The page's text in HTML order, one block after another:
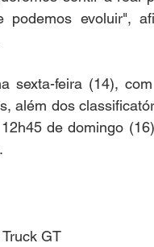
podemos evoluir",
sexta-feira (14),
além dos
de domingo
GT